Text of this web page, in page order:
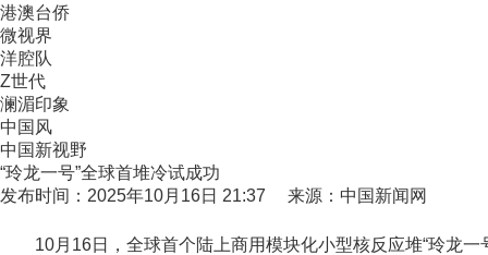
港澳台侨
微视界
洋腔队
Z世代
澜湄印象
中国风
中国新视野
“玲龙一号”全球首堆冷试成功
发布时间：2025年10月16日 21:37 来源：中国新闻网
10月16日，全球首个陆上商用模块化小型核反应堆“玲龙一